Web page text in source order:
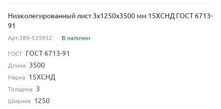
Низколегированный лист 3x1250x3500 мм 15ХСНД ГОСТ 6713-
91
Арт.389-535952 В наличии
ГОСТ ГОСТ 6713-91
Длина 3500
Марка 15ХСНД
Толщина 3
Ширина 1250